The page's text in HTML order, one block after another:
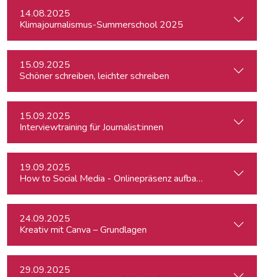
14.08.2025
Klimajournalismus-Summerschool 2025
15.09.2025
Schöner schreiben, leichter schreiben
15.09.2025
Interviewtraining für Journalist:innen
19.09.2025
How to Social Media - Onlinepräsenz aufbauen & Beiträge
24.09.2025
Kreativ mit Canva – Grundlagen
29.09.2025